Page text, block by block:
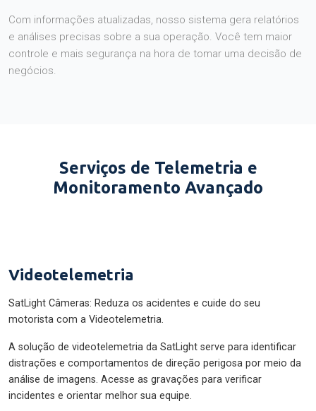
Com informações atualizadas, nosso sistema gera relatórios
e análises precisas sobre a sua operação. Você tem maior
controle e mais segurança na hora de tomar uma decisão de
negócios.
Serviços de Telemetria e
Monitoramento Avançado
Videotelemetria
SatLight Câmeras: Reduza os acidentes e cuide do seu
motorista com a Videotelemetria.
A solução de videotelemetria da SatLight serve para identificar
distrações e comportamentos de direção perigosa por meio da
análise de imagens. Acesse as gravações para verificar
incidentes e orientar melhor sua equipe.